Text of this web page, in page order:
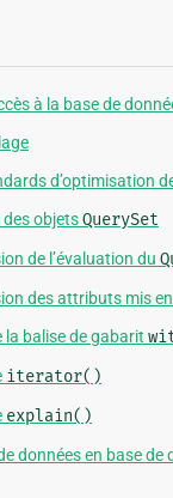
à la base de
d’optimisation
objetsQuerySet
de l’évaluation du
des attributs mis
la balise de gabarit
iterator()
explain()
données en base de